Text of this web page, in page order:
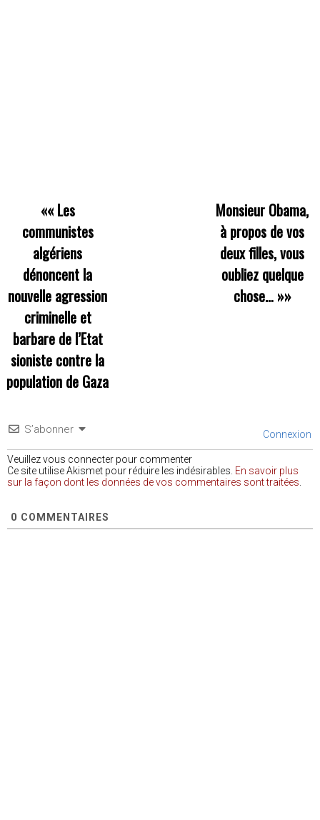
«« Les
communistes
algériens
dénoncent la
nouvelle agression
criminelle et
barbare de l’Etat
sioniste contre la
population de Gaza
Monsieur Obama,
à propos de vos
deux filles, vous
oubliez quelque
chose…»»
S’abonner Connexion
Veuillez vous connecter pour commenter
Ce site utilise Akismet pour réduire les indésirables. En savoir plus
sur la façon dont les données de vos commentaires sont traitées
0 COMMENTAIRES